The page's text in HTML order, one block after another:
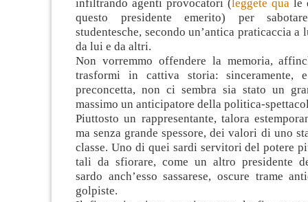
infiltrando agenti provocatori (leggete qua le
questo presidente emerito) per
studentesche, secondo un’antica praticaccia a
da lui e da altri.
Non vorremmo offendere la memoria,
trasformi in cattiva storia: sinceramente,
preconcetta, non ci sembra sia stato un
massimo un anticipatore della politica-
Piuttosto un rappresentante, talora
ma senza grande spessore, dei valori di uno
classe. Uno di quei sardi servitori del potere
tali da sfiorare, come un altro presidente
sardo anch’esso sassarese, oscure trame
golpiste.